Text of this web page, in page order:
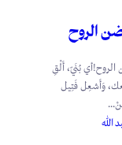
الروح
بُنَيّ، أَلْقِ
وَأَشعِل فَتِيل
الله